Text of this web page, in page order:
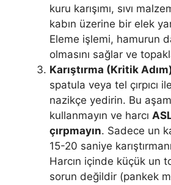
kuru karışımı, sıvı
kabın üzerine bir elek
Eleme işlemi, hamurun
olmasını sağlar ve
Karıştırma (Kritik
spatula veya tel çırpıcı
nazikçe yedirin. Bu
kullanmayın ve harcı
çırpmayın. Sadece un
15-20 saniye
Harcın içinde küçük un
sorun değildir (pankek